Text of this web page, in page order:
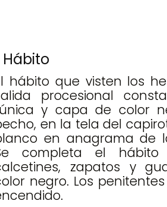
Hábito
hábito que visten los
procesional
y capa de color
en la tela del
en anagrama de
completa el hábito
zapatos y
negro. Los